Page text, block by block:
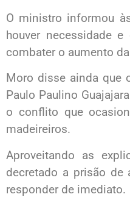
O ministro informou
houver necessidade
combater o aumento
Moro disse ainda que
Paulo Paulino
o conflito que
madeireiros.
Aproveitando as
decretado a prisão de
responder de imediato.